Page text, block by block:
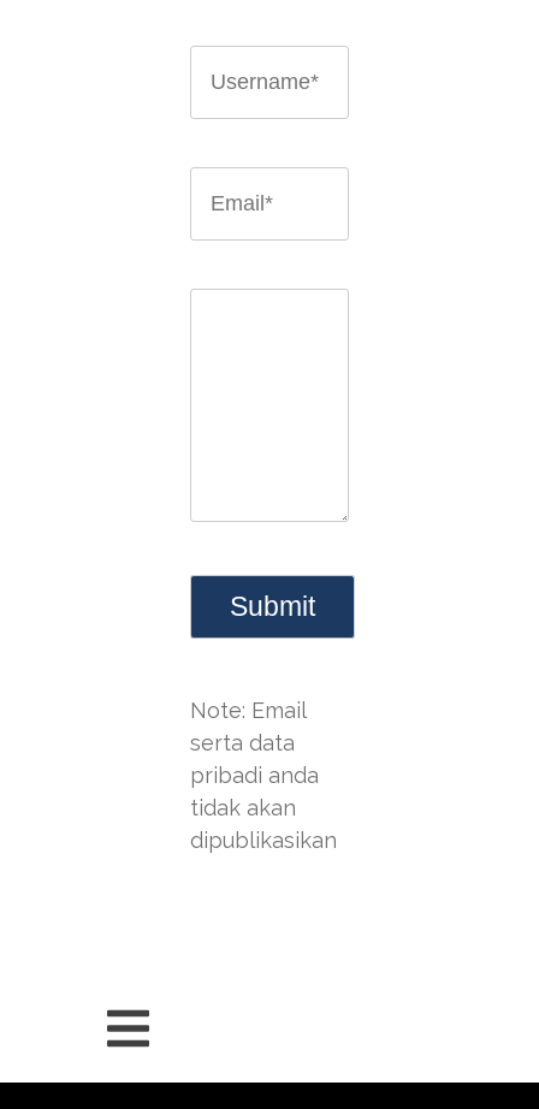
Note: Email
serta data
pribadi anda
tidak akan
dipublikasikan